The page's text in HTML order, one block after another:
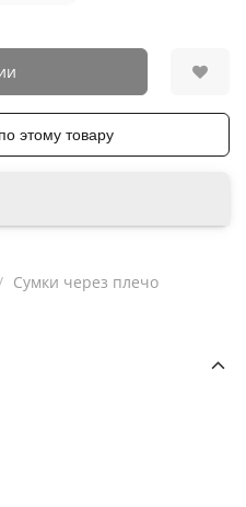
этому товару
Сумки через плечо